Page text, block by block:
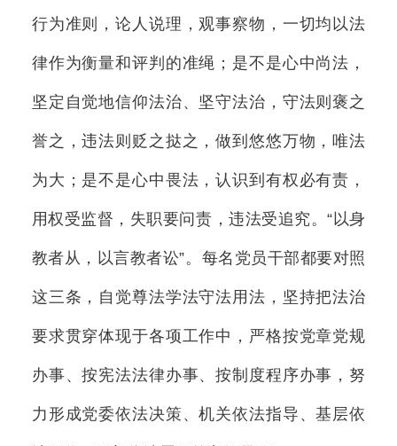
行为准则，论人说理，观事察物，一切均以法
律作为衡量和评判的准绳；是不是心中尚法，
坚定自觉地信仰法治、坚守法治，守法则褒之
誉之，违法则贬之挞之，做到悠悠万物，唯法
为大；是不是心中畏法，认识到有权必有责，
用权受监督，失职要问责，违法受追究。“以身
教者从，以言教者讼”。每名党员干部都要对照
这三条，自觉尊法学法守法用法，坚持把法治
要求贯穿体现于各项工作中，严格按党章党规
办事、按宪法法律办事、按制度程序办事，努
力形成党委依法决策、机关依法指导、基层依